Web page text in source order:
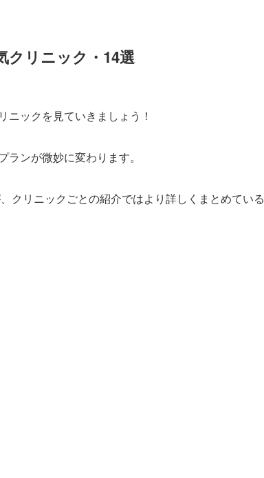
クリニック・14選
ニックを見ていきましょう！
ンが微妙に変わります。
クリニックごとの紹介ではより詳しくまとめている